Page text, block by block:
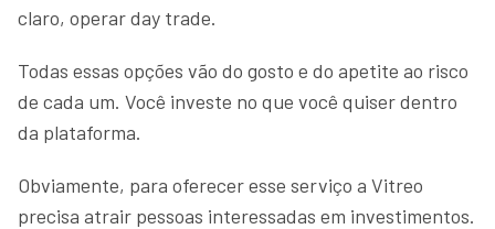
claro, operar day trade.
Todas essas opções vão do gosto e do apetite ao risco
de cada um. Você investe no que você quiser dentro
da plataforma.
Obviamente, para oferecer esse serviço a Vitreo
precisa atrair pessoas interessadas em investimentos.